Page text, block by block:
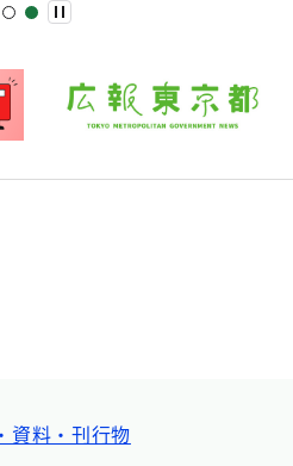
資料・刊行物